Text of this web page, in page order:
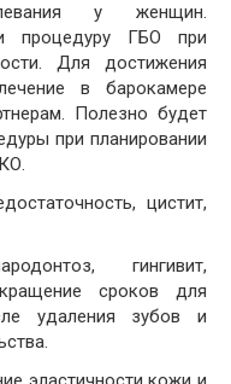
у женщин.
процедуру ГБО при
Для достижения
в барокамере
Полезно будет
при планировании
цистит,
гингивит,
сроков для
удаления зубов и